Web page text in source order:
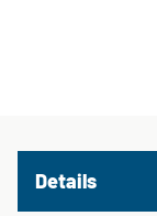
Details